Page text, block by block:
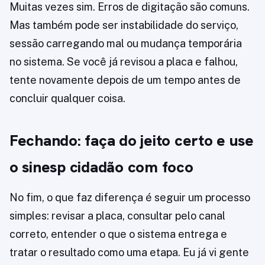
Muitas vezes sim. Erros de digitação são comuns.
Mas também pode ser instabilidade do serviço,
sessão carregando mal ou mudança temporária
no sistema. Se você já revisou a placa e falhou,
tente novamente depois de um tempo antes de
concluir qualquer coisa.
Fechando: faça do jeito certo e use
o sinesp cidadão com foco
No fim, o que faz diferença é seguir um processo
simples: revisar a placa, consultar pelo canal
correto, entender o que o sistema entrega e
tratar o resultado como uma etapa. Eu já vi gente